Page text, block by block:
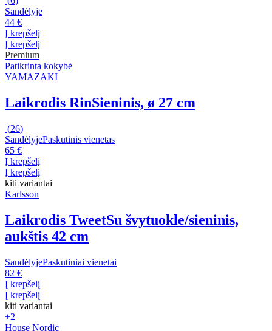
Sandėlyje
44 €
Į krepšelį
Į krepšelį
Premium
Patikrinta kokybė
YAMAZAKI
Laikrodis RinSieninis, ø 27 cm
(26)
SandėlyjePaskutinis vienetas
65 €
Į krepšelį
Į krepšelį
kiti variantai
Karlsson
Laikrodis TweetSu švytuokle/sieninis,
aukštis 42 cm
SandėlyjePaskutiniai vienetai
82 €
Į krepšelį
Į krepšelį
kiti variantai
+2
House Nordic